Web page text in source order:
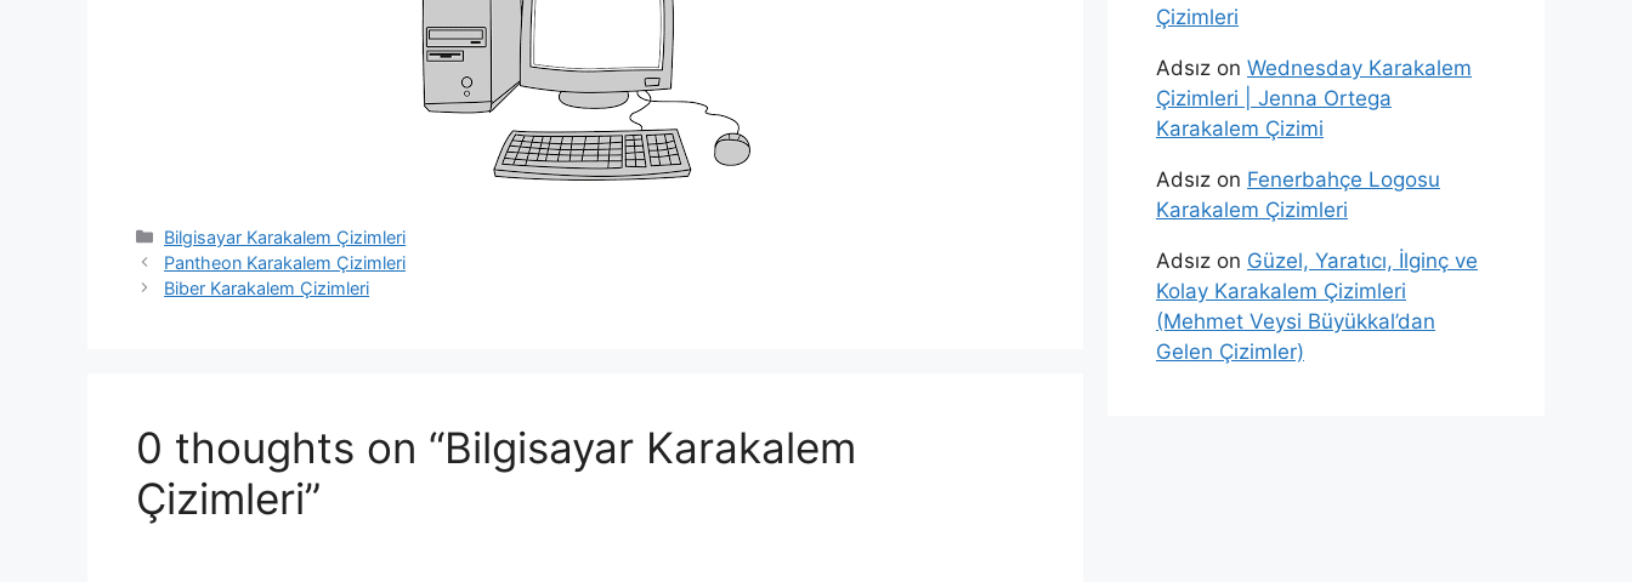
Categories
Bilgisayar Karakalem Çizimleri
Pantheon Karakalem Çizimleri
Biber Karakalem Çizimleri
0 thoughts on “Bilgisayar Karakalem
Çizimleri”
Çizimleri
Adsız on Wednesday Karakalem
Çizimleri | Jenna Ortega
Karakalem Çizimi
Adsız on Fenerbahçe Logosu
Karakalem Çizimleri
Adsız on Güzel, Yaratıcı, İlginç ve
Kolay Karakalem Çizimleri
(Mehmet Veysi Büyükkal’dan
Gelen Çizimler)